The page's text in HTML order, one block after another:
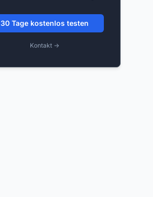
30 Tage kostenlos testen
Kontakt →